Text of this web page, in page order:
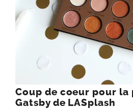
Coup de coeur pour la
Gatsby de LASplash